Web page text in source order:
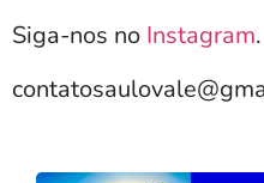
Siga-nos no Instagram.